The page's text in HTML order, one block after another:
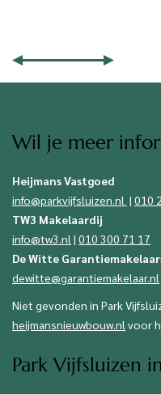
Wil je meer
Heijmans Vastgoed
info@parkvijfsluizen.nl | 010
TW3 Makelaardij
info@tw3.nl | 010 300 71 17
De Witte
dewitte@garantiemakelaar.nl
Niet gevonden in Park
heijmansnieuwbouw.nl voor
Park Vijfsluizen